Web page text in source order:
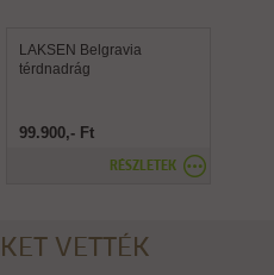
LAKSEN Belgravia
térdnadrág
99.900,- Ft
RÉSZLETEK
VETTÉK